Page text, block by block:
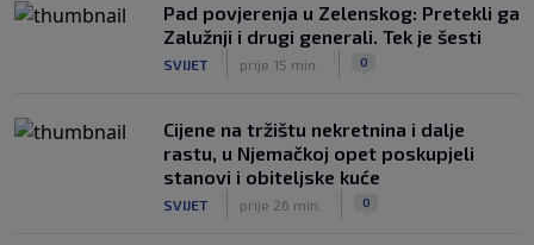
Pad povjerenja u Zelenskog: Pretekli ga
Zalužnji i drugi generali. Tek je šesti
SVIJET prije 15 min. 0
Cijene na tržištu nekretnina i dalje
rastu, u Njemačkoj opet poskupjeli
stanovi i obiteljske kuće
SVIJET prije 26 min. 0